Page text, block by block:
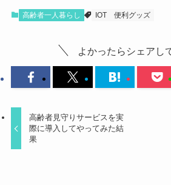
高齢者一人暮らし IOT 便利グッズ
よかったらシェアし
高齢者見守りサービスを実
際に導入してやってみた結
果